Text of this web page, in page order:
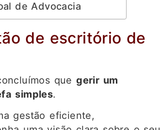
de Advocacia
de escritório de
quegerir um
simples.
gestão eficiente,